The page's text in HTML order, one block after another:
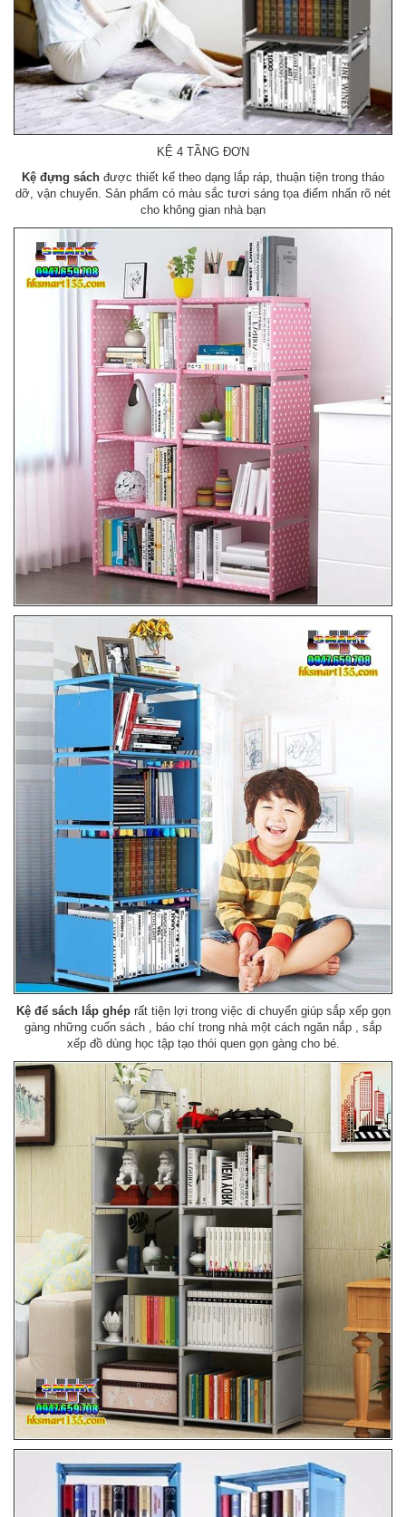
KỆ 4 TẦNG ĐƠN
Kệ đựng sách được thiết kế theo dạng lắp ráp, thuận tiện trong tháo
dỡ, vận chuyển. Sản phẩm có màu sắc tươi sáng tọa điểm nhấn rõ nét
cho không gian nhà bạn
Kệ để sách lắp ghéprất tiện lợi trong việc di chuyển giúp sắp xếp gọn
gàng những cuốn sách , báo chí trong nhà một cách ngăn nắp , sắp
xếp đồ dùng học tập tạo thói quen gọn gàng cho bé.